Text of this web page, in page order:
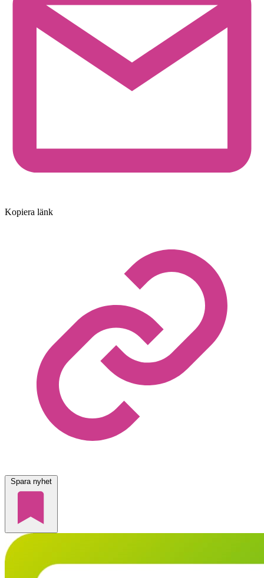
Kopiera länk
Spara nyhet